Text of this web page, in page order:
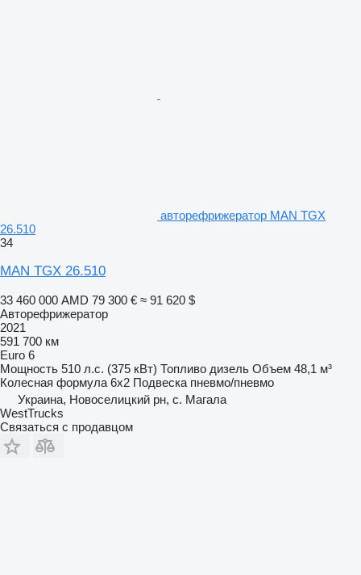
авторефрижератор MAN TGX
26.510
34
MAN TGX 26.510
33 460 000 AMD 79 300 € ≈ 91 620 $
Авторефрижератор
2021
591 700 км
Euro 6
Мощность 510 л.с. (375 кВт) Топливо дизель Объем 48,1 м³
Колесная формула 6x2 Подвеска пневмо/пневмо
Украина, Новоселицкий рн, с. Магала
WestTrucks
Связаться с продавцом